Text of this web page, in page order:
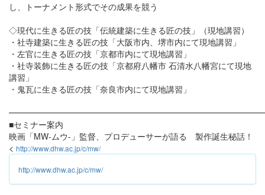
し、トーナメント形式でその成果を競う
◇現代に生きる匠の技「伝統建築に生きる匠の技」（現地講習）
・社寺建築に生きる匠の技「大阪市内、堺市内にて現地講習」
・左官に生きる匠の技「京都市内にて現地講習」
・社寺装飾に生きる匠の技「京都府八幡市 石清水八幡宮にて現地
講習」
・鬼瓦に生きる匠の技「奈良市内にて現地講習」
■セミナー案内
映画「MW-ムウ-」監督、プロデューサーが語る 製作誕生秘話！
< http://www.dhw.ac.jp/c/mw/
http://www.dhw.ac.jp/c/mw/